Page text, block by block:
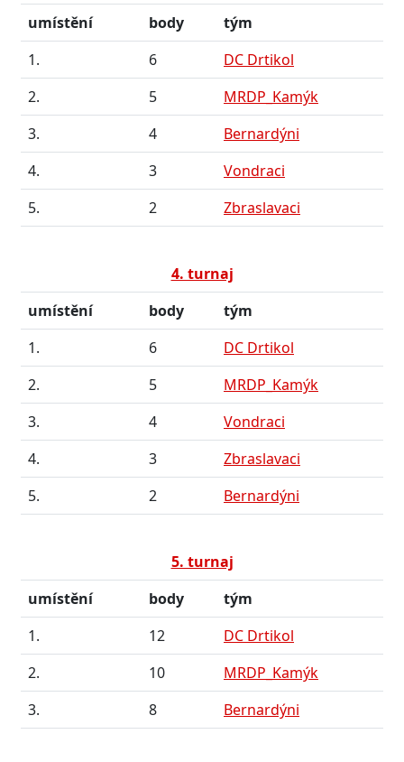
umístění
body
tým
1.
6
DC Drtikol
2.
5
MRDP_Kamýk
3.
4
Bernardýni
4.
3
Vondraci
5.
2 Zbraslavaci
4. turnaj
umístění
body
tým
1.
6
DC Drtikol
2.
5
MRDP_Kamýk
3.
4
Vondraci
4.
3
Zbraslavaci
5.
2 Bernardýni
5. turnaj
umístění
body
tým
1.
12
DC Drtikol
2.
10
MRDP_Kamýk
3.
8 Bernardýni